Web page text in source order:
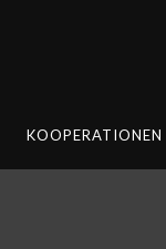
KOOPERATIONEN